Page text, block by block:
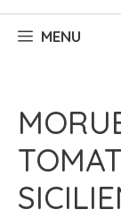
MENU